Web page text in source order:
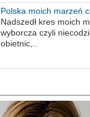
Polska moich marzeń
Nadszedł kres moich
wyborcza czyli
obietnic,..